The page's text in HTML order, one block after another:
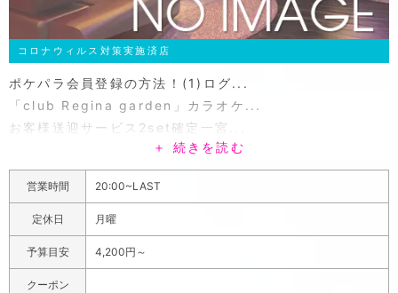
コロナウィルス対策実施済店
ポケパラ会員登録の方法！(1)ログ...
「club Regina garden」カラオケ...
お客様送迎サービス2set確定一宮...
黒と赤をベースとした店内はゆったりと寛げる広々とした
空間で、おひとり様でも大勢で賑やかに飲みたい団体様で
も楽しむことができます。レジーナガーデン最大の特徴
は、リーズナブルな価格なのにキャストのレベルがハイク
オリティなことです。20代後半から30代の女性がメイン
で、若い女性にはない大人の色気や落ち着いた振る舞いな
ど兼ね揃えた女性が在籍しています。顔出しNGの美女も
＋ 続きを読む
営業時間 20:00~LAST
定休日 月曜
予算目安 4,200円～
クーポン